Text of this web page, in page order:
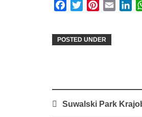
Facebook
TwitterPinterest
Email
POSTED UNDER
PostSuwalski Park